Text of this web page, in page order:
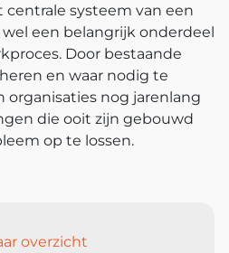
centrale systeem van een
wel een belangrijk onderdeel
Door bestaande
en waar nodig te
organisaties nog jarenlang
die ooit zijn gebouwd
op te lossen.
overzicht